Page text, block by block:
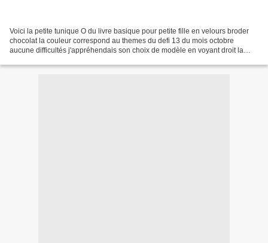
Voici la petite tunique O du livre basique pour petite fille en velours broder
chocolat la couleur correspond au themes du defi 13 du mois octobre
aucune difficultés j'appréhendais son choix de modèle en voyant droit la